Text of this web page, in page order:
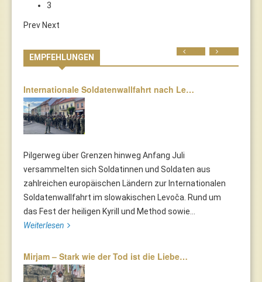
3
Prev Next
EMPFEHLUNGEN
Internationale Soldatenwallfahrt nach Le…
Pilgerweg über Grenzen hinweg Anfang Juli
versammelten sich Soldatinnen und Soldaten aus
zahlreichen europäischen Ländern zur Internationalen
Soldatenwallfahrt im slowakischen Levoča. Rund um
das Fest der heiligen Kyrill und Method sowie...
Weiterlesen
Mirjam – Stark wie der Tod ist die Liebe…